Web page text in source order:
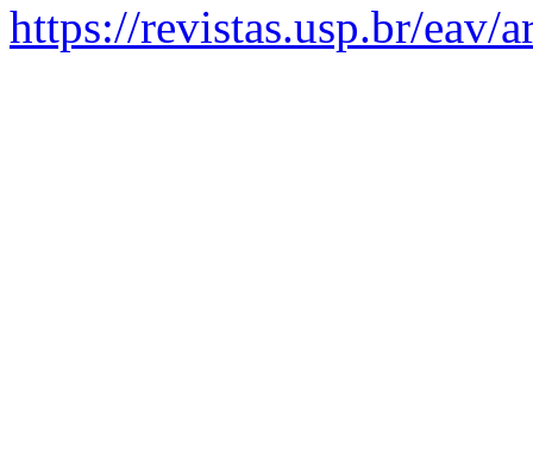
https://revistas.usp.br/eav/